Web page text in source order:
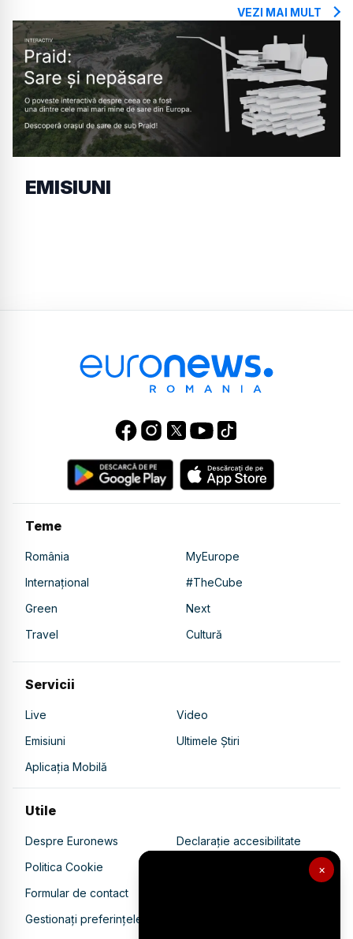
×
VEZI MAI MULT
EMISIUNI
Teme
România
MyEurope
Internațional
#TheCube
Green
Next
Travel
Cultură
Servicii
Live
Video
Emisiuni
Ultimele Știri
Aplicația Mobilă
Utile
Despre Euronews
Declarație accesibilitate
Politica Cookie
Politica de confidențialitate
Formular de contact
Gestionați preferințele